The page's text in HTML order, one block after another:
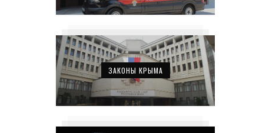
ЗАКОНЫ КРЫМА